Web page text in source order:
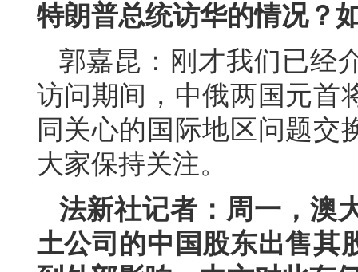
特朗普总统访华的情况？
郭嘉昆：刚才我们已经
访问期间，中俄两国元首
同关心的国际地区问题交
大家保持关注。
法新社记者：周一，澳
土公司的中国股东出售其